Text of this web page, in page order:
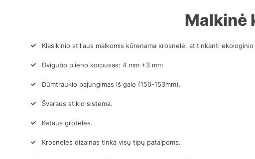
Malkinė
Klasikinio stiliaus malkomis kūrenama krosnelė, atitinkanti
Dvigubo plieno korpusas: 4 mm +3 mm
Dūmtraukio pajungimas iš galo (150-153mm).
Švaraus stiklo sistema.
Ketaus grotelės.
Krosnelės dizainas tinka visų tipų patalpoms.